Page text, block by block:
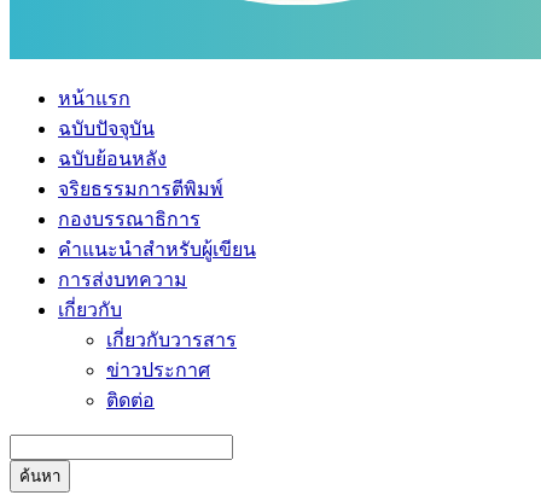
หน้าแรก
ฉบับปัจจุบัน
ฉบับย้อนหลัง
จริยธรรมการตีพิมพ์
กองบรรณาธิการ
คำแนะนำสำหรับผู้เขียน
การส่งบทความ
เกี่ยวกับ
เกี่ยวกับวารสาร
ข่าวประกาศ
ติดต่อ
ค้นหา